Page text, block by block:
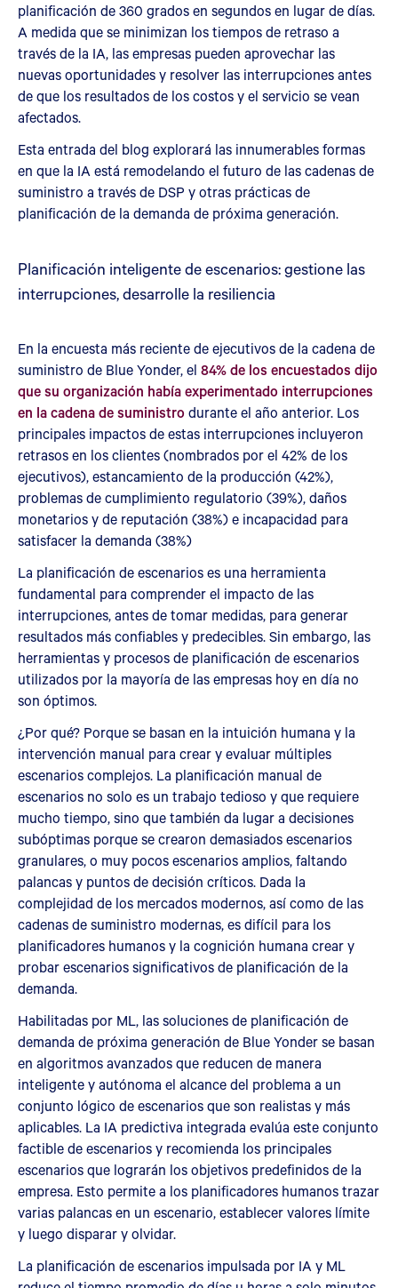
planificación de 360 grados en segundos en lugar de días.
A medida que se minimizan los tiempos de retraso a
través de la IA, las empresas pueden aprovechar las
nuevas oportunidades y resolver las interrupciones antes
de que los resultados de los costos y el servicio se vean
afectados.
Esta entrada del blog explorará las innumerables formas
en que la IA está remodelando el futuro de las cadenas de
suministro a través de DSP y otras prácticas de
planificación de la demanda de próxima generación.
Planificación inteligente de escenarios: gestione las
interrupciones, desarrolle la resiliencia
En la encuesta más reciente de ejecutivos de la cadena de
suministro de Blue Yonder, el 84% de los encuestados dijo
que su organización había experimentado interrupciones
en la cadena de suministrodurante el año anterior. Los
principales impactos de estas interrupciones incluyeron
retrasos en los clientes (nombrados por el 42% de los
ejecutivos), estancamiento de la producción (42%),
problemas de cumplimiento regulatorio (39%), daños
monetarios y de reputación (38%) e incapacidad para
satisfacer la demanda (38%)
La planificación de escenarios es una herramienta
fundamental para comprender el impacto de las
interrupciones, antes de tomar medidas, para generar
resultados más confiables y predecibles. Sin embargo, las
herramientas y procesos de planificación de escenarios
utilizados por la mayoría de las empresas hoy en día no
son óptimos.
¿Por qué? Porque se basan en la intuición humana y la
intervención manual para crear y evaluar múltiples
escenarios complejos. La planificación manual de
escenarios no solo es un trabajo tedioso y que requiere
mucho tiempo, sino que también da lugar a decisiones
subóptimas porque se crearon demasiados escenarios
granulares, o muy pocos escenarios amplios, faltando
palancas y puntos de decisión críticos. Dada la
complejidad de los mercados modernos, así como de las
cadenas de suministro modernas, es difícil para los
planificadores humanos y la cognición humana crear y
probar escenarios significativos de planificación de la
demanda.
Habilitadas por ML, las soluciones de planificación de
demanda de próxima generación de Blue Yonder se basan
en algoritmos avanzados que reducen de manera
inteligente y autónoma el alcance del problema a un
conjunto lógico de escenarios que son realistas y más
aplicables. La IA predictiva integrada evalúa este conjunto
factible de escenarios y recomienda los principales
escenarios que lograrán los objetivos predefinidos de la
empresa. Esto permite a los planificadores humanos trazar
varias palancas en un escenario, establecer valores límite
y luego disparar y olvidar.
La planificación de escenarios impulsada por IA y ML